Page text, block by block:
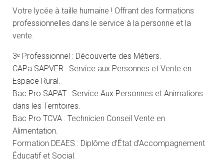
Votre lycée à taille humaine ! Offrant des formations
professionnelles dans le service à la personne et la
vente.
3ᵉ Professionnel : Découverte des Métiers.
CAPa SAPVER : Service aux Personnes et Vente en
Espace Rural.
Bac Pro SAPAT : Service Aux Personnes et Animations
dans les Territoires.
Bac Pro TCVA : Technicien Conseil Vente en
Alimentation.
Formation DEAES : Diplôme d’État d’Accompagnement
Éducatif et Social.